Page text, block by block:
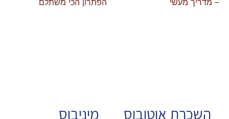
השכרת אוטובוס
מיניבוס